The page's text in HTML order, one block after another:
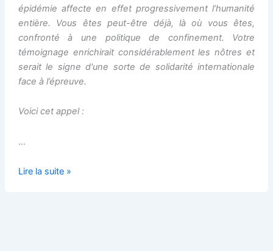
épidémie affecte en effet progressivement l’humanité
entière. Vous êtes peut-être déjà, là où vous êtes,
confronté à une politique de confinement. Votre
témoignage enrichirait considérablement les nôtres et
serait le signe d'une sorte de solidarité internationale
face à l’épreuve.
Voici cet appel :
…
Dire
Lire la suite »